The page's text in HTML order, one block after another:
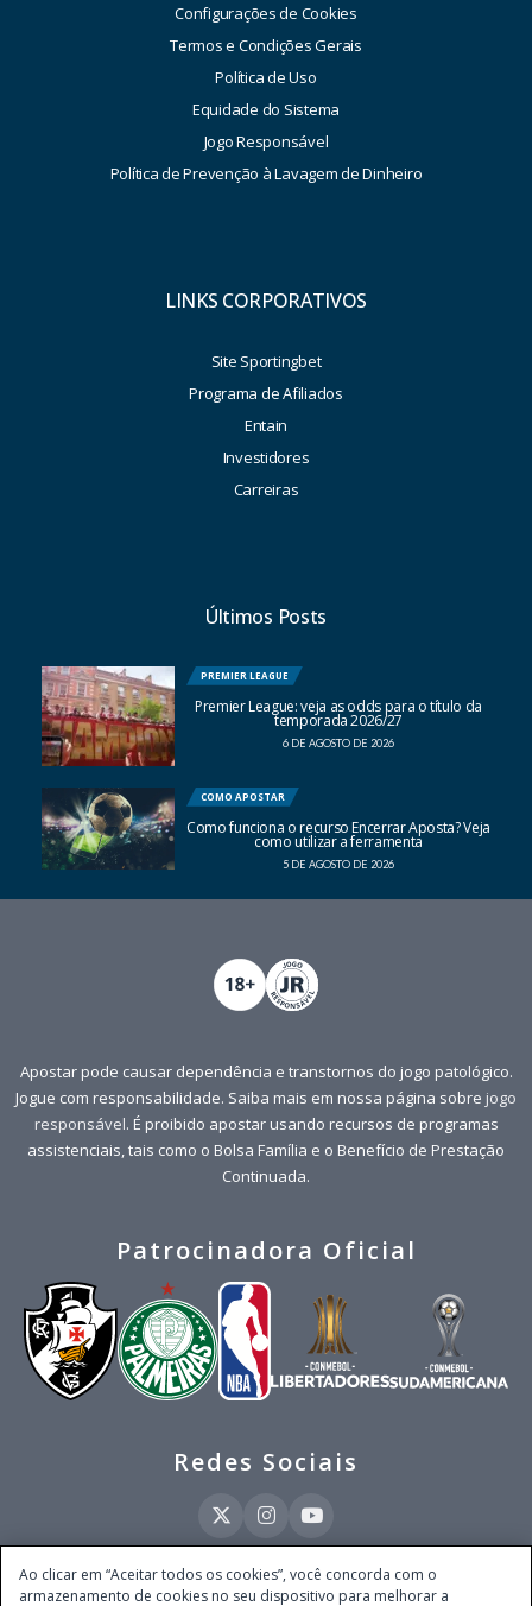
Configurações de Cookies
Termos e Condições Gerais
Política de Uso
Equidade do Sistema
Jogo Responsável
Política de Prevenção à Lavagem de Dinheiro
LINKS CORPORATIVOS
Site Sportingbet
Programa de Afiliados
Entain
Investidores
Carreiras
Últimos Posts
PREMIER LEAGUE
Premier League: veja as odds para o título da
temporada 2026/27
6 DE AGOSTO DE 2026
COMO APOSTAR
Como funciona o recurso Encerrar Aposta? Veja
como utilizar a ferramenta
5 DE AGOSTO DE 2026
Apostar pode causar dependência e transtornos do jogo patológico.
Jogue com responsabilidade. Saiba mais em nossa página sobre jogo
responsável. É proibido apostar usando recursos de programas
assistenciais, tais como o Bolsa Família e o Benefício de Prestação
Continuada.
Patrocinadora Oficial
Redes Sociais
Este site é operado pela Ventmear Brasil LTDA (CNPJ 52.868.380/0001-84), com
Ao clicar em “Aceitar todos os cookies”, você concorda com o
armazenamento de cookies no seu dispositivo para melhorar a